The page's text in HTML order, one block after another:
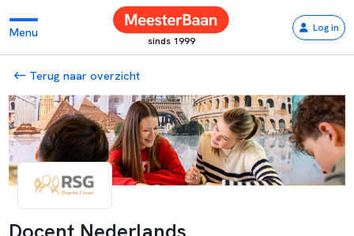
Menu
sinds 1999
Log in
Terug naar overzicht